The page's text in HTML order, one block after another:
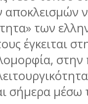
αποκλεισμών
των
έγκειται
στην
σήμερα